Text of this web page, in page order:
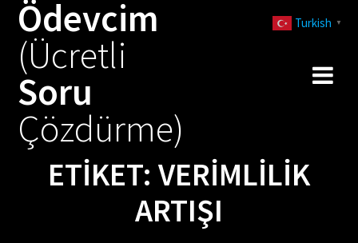
Ödevcim
(Ücretli
Soru
Çözdürme)
ETIKET: VERIMLILIK
ARTIŞI
Turkish ▼